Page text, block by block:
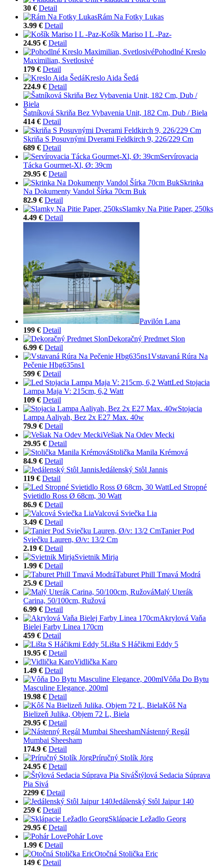
30 € Detail
Rám Na Fotky Lukas
3.99 € Detail
Košík Mariso I L -Paz-
24.95 € Detail
Pohodlné Kreslo
Maximilian, Svetlosivé
179 € Detail
Kreslo Aida Šedá
224.9 € Detail
Šatníková Skriňa Bez Vybavenia Unit, 182 Cm, Dub / Biela
414 € Detail
Skriňa S Posuvnými Dverami Feldkirch 9, 226/229 Cm
689 € Detail
Servírovacia
Tácka Gourmet-Xl, Ø: 39cm
29.95 € Detail
Skrinka
Na Dokumenty Vandol Šírka 70cm Buk
82.9 € Detail
Slamky Na Pitie Paper, 250ks
4.49 € Detail
Pavilón Lana
199 € Detail
Dekoračný Predmet Slon
6.99 € Detail
Vstavaná Rúra Na
Pečenie Hbg635ns1
599 € Detail
Led Stojacia
Lampa Maja V: 215cm, 6,2 Watt
109 € Detail
Stojacia
Lampa Aaliyah, Bez 2x E27 Max. 40w
79.9 € Detail
Vešiak Na Odev Mecki
29.95 € Detail
Stolička Manila Krémová
84.9 € Detail
Jedálenský Stôl Jannis
119 € Detail
Led Stropné
Svietidlo Ross Ø 68cm, 30 Watt
86.9 € Detail
Valcová Sviečka Lia
3.49 € Detail
Tanier Pod
Sviečku Lauren, Ø/v: 13/2 Cm
2.19 € Detail
Svietnik Mirja
1.99 € Detail
Taburet Phill Tmavá Modrá
25.9 € Detail
Malý Uterák
Carina, 50/100cm, Ružová
6.99 € Detail
Akrylová Vaňa
Bielej Farby Linea 170cm
459 € Detail
Lišta S Háčikmi Eddy 5
19.95 € Detail
Vidlička Karo
1.49 € Detail
Vôňa Do Bytu
Masculine Elegance, 200ml
19.98 € Detail
Kôš Na
Bielizeň Julika, Objem 72 L, Biela
29.95 € Detail
Nástenný Regál
Mumbai Sheesham
174.9 € Detail
Príručný Stolík Jörg
24.95 € Detail
Štýlová Sedacia Súprava
Pia Sivá
2299 € Detail
Jedálenský Stôl Jaipur 140
259 € Detail
Sklápacie Ležadlo Georg
29.95 € Detail
Pohár Love
1.99 € Detail
Otočná Stolička Eric
149 € Detail